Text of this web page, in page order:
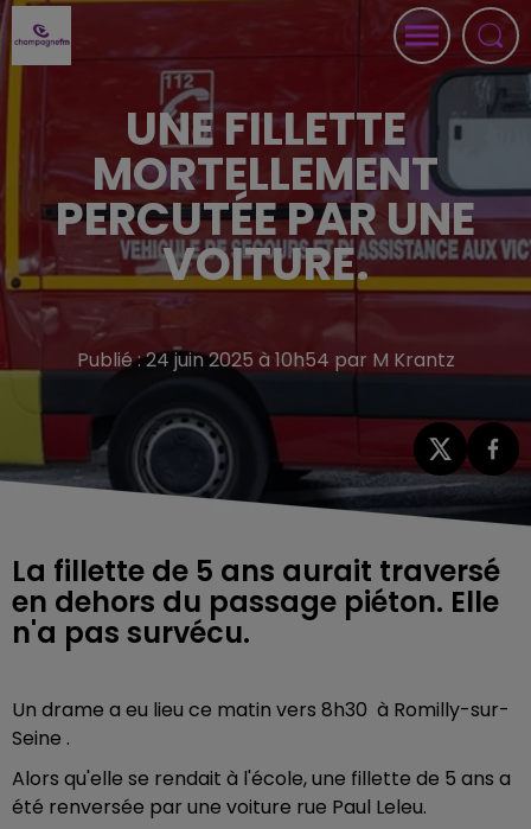
UNE FILLETTE
MORTELLEMENT
PERCUTÉE PAR UNE
VOITURE.
Publié : 24 juin 2025 à 10h54 par M Krantz
La fillette de 5 ans aurait traversé
en dehors du passage piéton. Elle
n'a pas survécu.
Un drame a eu lieu ce matin vers 8h30 à Romilly-sur-
Seine .
Alors qu'elle se rendait à l'école, une fillette de 5 ans a
été renversée par une voiture rue Paul Leleu.